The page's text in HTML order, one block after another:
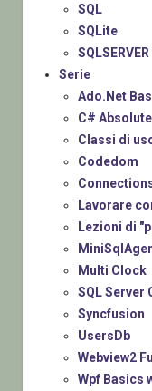
SQL
SQLite
SQLSERVER
Serie
Ado.Net
C#
Classi di
Codedom
Lavorare
Lezioni di
Multi Clock
SQL Server
Syncfusion
UsersDb
Webview2
Wpf Basics